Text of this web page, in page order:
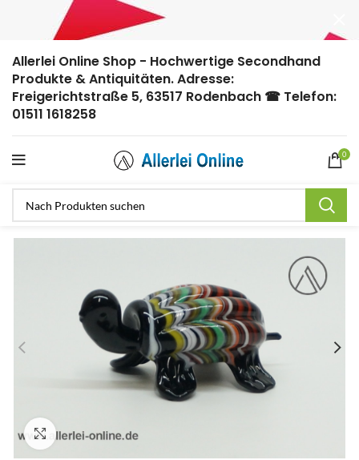
Allerlei Online Shop - Hochwertige Secondhand
Produkte & Antiquitäten. Adresse:
Freigerichtstraße 5, 63517 Rodenbach ☎ Telefon:
01511 1618258
0
Zum Vergrößern anklicken